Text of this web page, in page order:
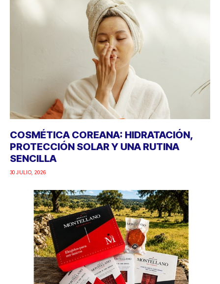
COSMÉTICA COREANA: HIDRATACIÓN,
PROTECCIÓN SOLAR Y UNA RUTINA
SENCILLA
30 JULIO, 2026